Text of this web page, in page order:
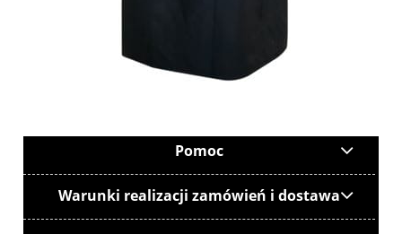
Pomoc
Warunki realizacji zamówień i dostawa